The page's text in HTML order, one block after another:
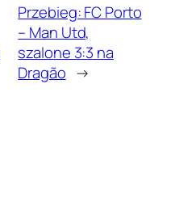
Przebieg: FC Porto
– Man Utd,
szalone 3:3 na
Dragão →